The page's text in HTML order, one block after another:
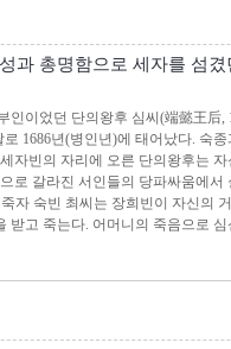
과 총명함으로 세자를 섬
인이었던 단의왕후 심씨(端懿王后,
1686년(병인년)에 태어났다. 숙
자빈의 자리에 오른 단의왕후는
로 갈라진 서인들의 당파싸움에서
자 숙빈 최씨는 장희빈이 자신의
고 죽는다. 어머니의 죽음으로